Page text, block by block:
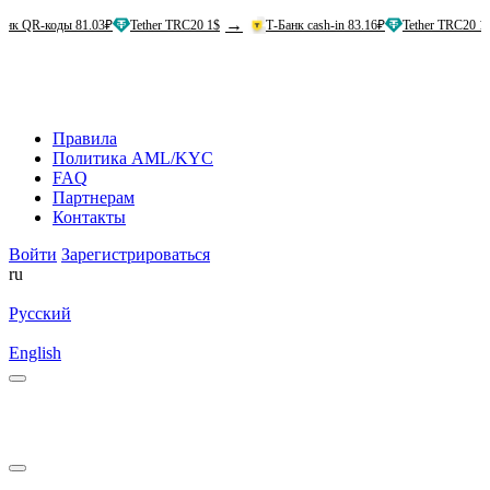
81.03₽ Tether TRC20 1$ → Т-Банк cash-in 83.16₽ Tether TRC20 1$ →
Правила
Политика AML/KYC
FAQ
Партнерам
Контакты
Войти Зарегистрироваться
ru
Русский
English